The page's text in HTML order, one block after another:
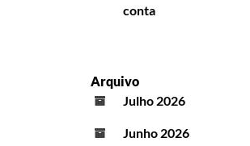
conta
Arquivo
Julho 2026
Junho 2026